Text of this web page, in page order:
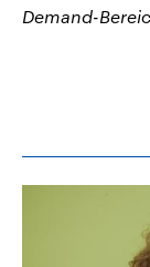
Demand-